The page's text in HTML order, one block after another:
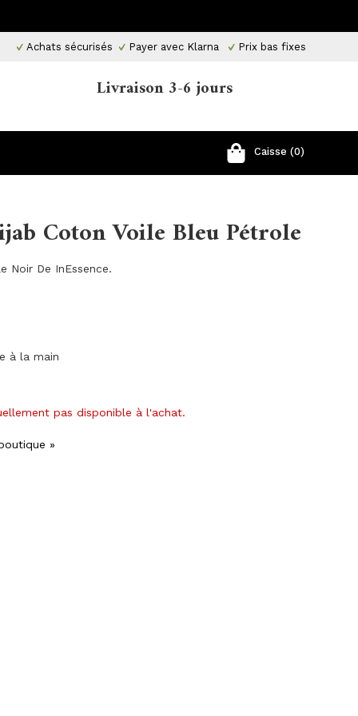
Achats sécurisés Payer avec Klarna Prix ​​bas fixes
Livraison 3-6 jours
Caisse (0)
Coton Voile Bleu Pétrole
Noir De InEssence.
à la main
pas disponible à l'achat.
»